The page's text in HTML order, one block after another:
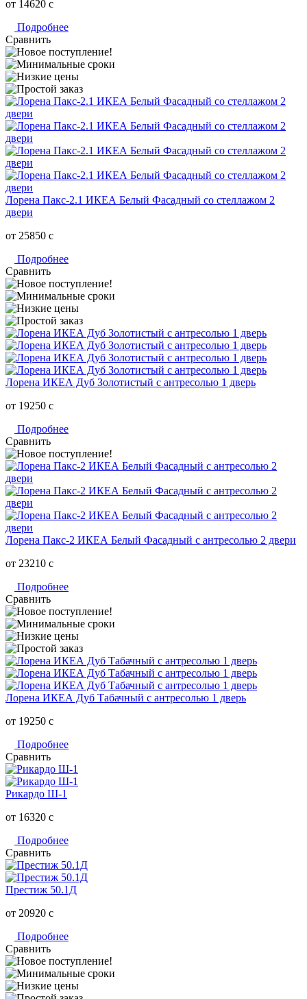
от 14620 c
Подробнее
Сравнить
Лорена Пакс-2.1 ИКЕА Белый Фасадный со стеллажом 2
двери
от 25850 c
Подробнее
Сравнить
Лорена ИКЕА Дуб Золотистый с антресолью 1 дверь
от 19250 c
Подробнее
Сравнить
Лорена Пакс-2 ИКЕА Белый Фасадный с антресолью 2 двери
от 23210 c
Подробнее
Сравнить
Лорена ИКЕА Дуб Табачный с антресолью 1 дверь
от 19250 c
Подробнее
Сравнить
Рикардо Ш-1
от 16320 c
Подробнее
Сравнить
Престиж 50.1Д
от 20920 c
Подробнее
Сравнить